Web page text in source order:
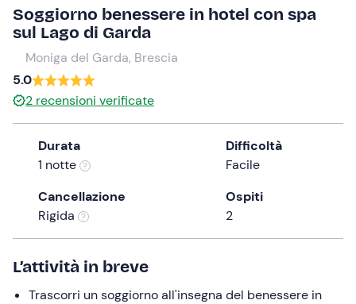
and
select
date.
Press
the
question
mark
keyboard
shortcuts
for
changing
Soggiorno benessere in hotel con spa
sul Lago di Garda
Moniga del Garda, Brescia
5.0
2 recensioni verificate
Durata
1 notte
Difficoltà
Facile
Cancellazione
Rigida
Ospiti
2
L’attività in breve
Trascorri un soggiorno all'insegna del benessere in